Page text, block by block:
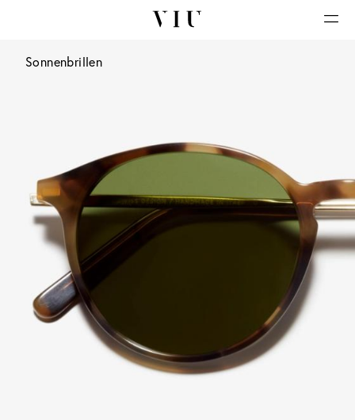
Sonnenbrillen